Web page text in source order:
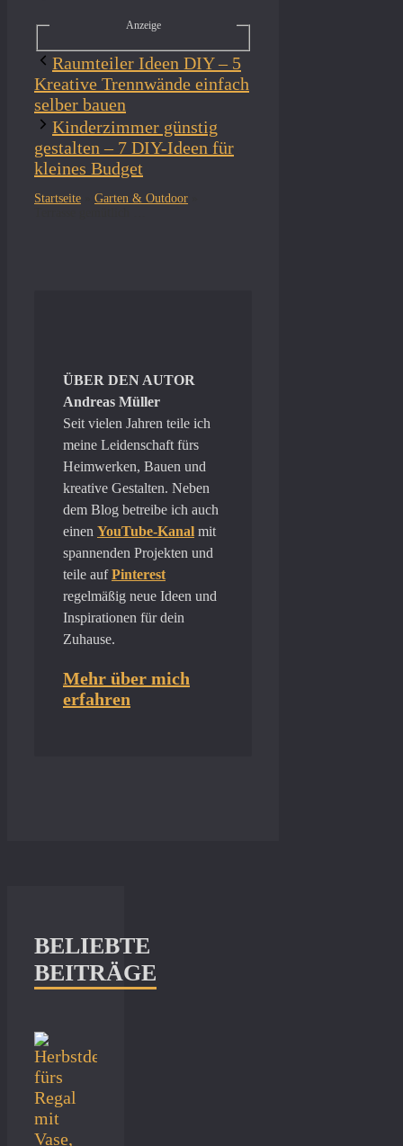
Anzeige
Raumteiler Ideen DIY – 5
Kreative Trennwände einfach
selber bauen
Kinderzimmer günstig
gestalten – 7 DIY-Ideen für
kleines Budget
Startseite Garten & Outdoor
ÜBER DEN AUTOR
Andreas Müller
Seit vielen Jahren teile ich
meine Leidenschaft fürs
Heimwerken, Bauen und
kreative Gestalten. Neben
dem Blog betreibe ich auch
einen YouTube-Kanal mit
spannenden Projekten und
teile aufPinterest
regelmäßig neue Ideen und
Inspirationen für dein
Zuhause.
Mehr über mich
erfahren
BELIEBTE
BEITRÄGE